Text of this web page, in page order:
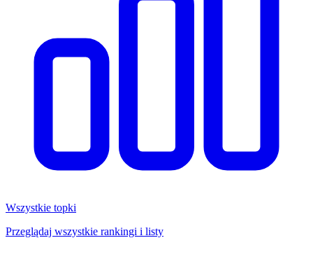
Wszystkie topki
Przeglądaj wszystkie rankingi i listy